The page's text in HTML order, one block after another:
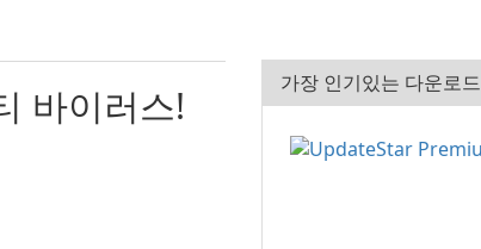
바이러스! 가장 인기있는 다운로드